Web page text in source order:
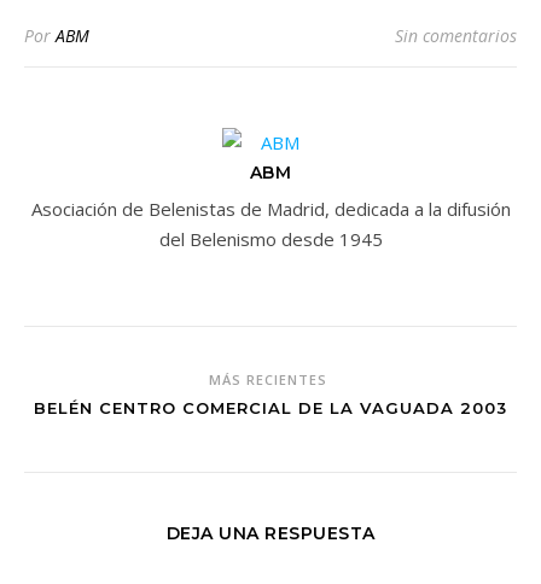
PorABM Sin comentarios
ABM
Asociación de Belenistas de Madrid, dedicada a la difusión
del Belenismo desde 1945
MÁS RECIENTES
BELÉN CENTRO COMERCIAL DE LA VAGUADA 2003
DEJA UNA RESPUESTA